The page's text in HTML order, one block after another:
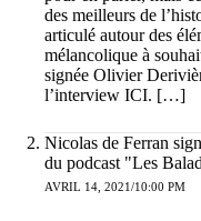
des meilleurs de
articulé autour des
mélancolique à
signée Olivier
l’interview ICI. […]
Nicolas de Ferran
du podcast "Les
AVRIL 14, 2021/10:00 PM